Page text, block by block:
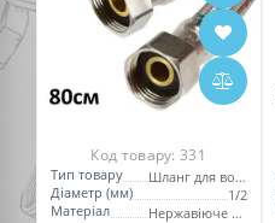
Код товару:331
Тип товару
Шланг для води
Діаметр (мм)
1/2
Матеріал
Нержавіюче обплетення